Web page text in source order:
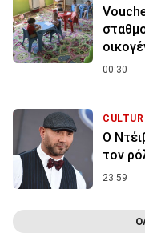
00:30
Ο
τον
23:59